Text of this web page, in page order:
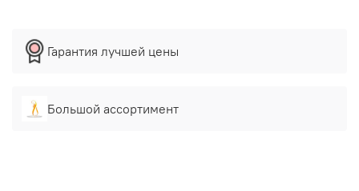
Гарантия лучшей цены
Большой ассортимент